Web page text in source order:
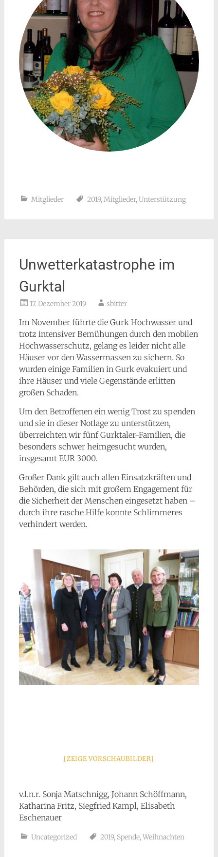
Mitglieder 2019,Mitglieder,Unterstützung
Unwetterkatastrophe im
Gurktal
17. Dezember 2019 sbitter
Im November führte die Gurk Hochwasser und
trotz intensiver Bemühungen durch den mobilen
Hochwasserschutz, gelang es leider nicht alle
Häuser vor den Wassermassen zu sichern. So
wurden einige Familien in Gurk evakuiert und
ihre Häuser und viele Gegenstände erlitten
großen Schaden.
Um den Betroffenen ein wenig Trost zu spenden
und sie in dieser Notlage zu unterstützen,
überreichten wir fünf Gurktaler-Familien, die
besonders schwer heimgesucht wurden,
insgesamt EUR 3000.
Großer Dank gilt auch allen Einsatzkräften und
Behörden, die sich mit großem Engagement für
die Sicherheit der Menschen eingesetzt haben –
durch ihre rasche Hilfe konnte Schlimmeres
verhindert werden.
[ZEIGE VORSCHAUBILDER]
v.l.n.r. Sonja Matschnigg, Johann Schöffmann,
Katharina Fritz, Siegfried Kampl, Elisabeth
Eschenauer
Uncategorized 2019, Spende,Weihnachten